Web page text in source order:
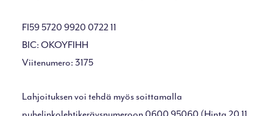
FI59 5720 9920 0722 11
BIC: OKOYFIHH
Viitenumero: 3175
Lahjoituksen voi tehdä myös soittamalla